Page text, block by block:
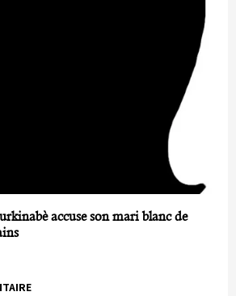
accuse son mari blanc de